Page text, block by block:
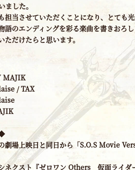
した。
担当させていただくことになり、とても光
語のエンディングを彩る楽曲を書きおろ
だけたらと思います。
MAJIK
/ TAX
劇場上映日と同日から「S.O.S Movie
ネクスト『ゼロワン Others 仮面ライダ